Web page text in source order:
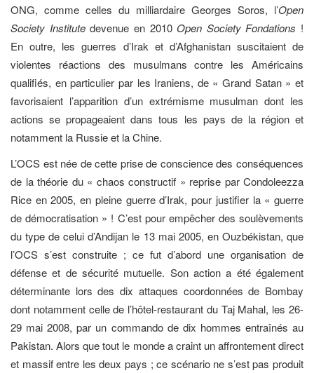
ONG, comme celles du milliardaire Georges Soros, l’Open
Society Institutedevenue en 2010 Open Society Fondations !
En outre, les guerres d’Irak et d’Afghanistan suscitaient de
violentes réactions des musulmans contre les Américains
qualifiés, en particulier par les Iraniens, de « Grand Satan » et
favorisaient l’apparition d’un extrémisme musulman dont les
actions se propageaient dans tous les pays de la région et
notamment la Russie et la Chine.
L’OCS est née de cette prise de conscience des conséquences
de la théorie du « chaos constructif » reprise par Condoleezza
Rice en 2005, en pleine guerre d’Irak, pour justifier la « guerre
de démocratisation » ! C’est pour empêcher des soulèvements
du type de celui d’Andijan le 13 mai 2005, en Ouzbékistan, que
l’OCS s’est construite ; ce fut d’abord une organisation de
défense et de sécurité mutuelle. Son action a été également
déterminante lors des dix attaques coordonnées de Bombay
dont notamment celle de l’hôtel-restaurant du Taj Mahal, les 26-
29 mai 2008, par un commando de dix hommes entraînés au
Pakistan. Alors que tout le monde a craint un affrontement direct
et massif entre les deux pays ; ce scénario ne s’est pas produit